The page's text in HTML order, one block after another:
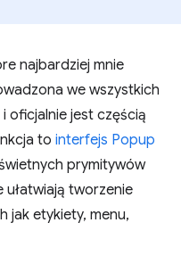
najbardziej mnie
we wszystkich
oficjalnie jest częścią
to interfejs Popup
prymitywów
tworzenie
jak etykiety, menu,